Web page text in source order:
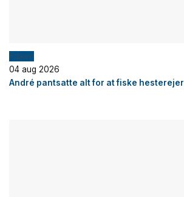
Fiskeri
04 aug 2026
André pantsatte alt for at fiske hesterejer